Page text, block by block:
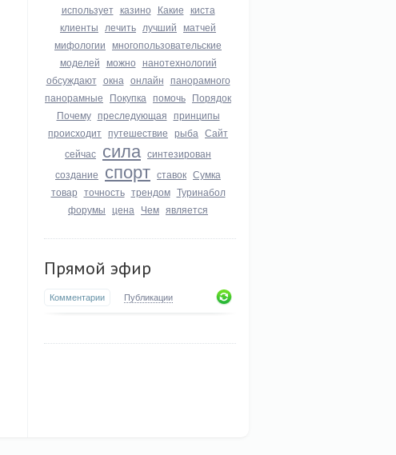
использует казино Какие киста
клиенты лечить лучший матчей
мифологии многопользовательские
моделей можно нанотехнологий
обсуждают окна онлайн панорамного
панорамные Покупка помочь Порядок
Почему преследующая принципы
происходит путешествие рыба Сайт
сейчас сила синтезирован
создание спорт ставок Сумка
товар точность трендом Туринабол
форумы цена Чем является
Прямой эфир
Комментарии Публикации